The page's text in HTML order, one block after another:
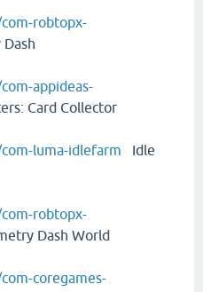
robtopx-
Dash
appideas-
Card Collector
luma-idlefarm Idle
robtopx-
Dash World
coregames-